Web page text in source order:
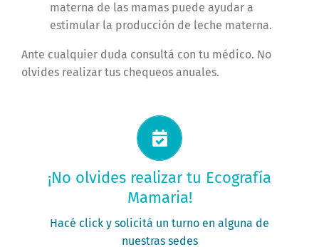
materna de las mamas puede ayudar a
estimular la producción de leche materna.
Ante cualquier duda consultá con tu médico. No
olvides realizar tus chequeos anuales.
¡No olvides realizar tu Ecografía
Mamaria!
Hacé click y solicitá un turno en alguna de
nuestras sedes
Solicitá tu turno ahora
PEDÍ TU TURNO